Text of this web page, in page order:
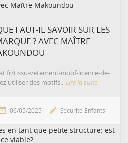
FAUT-IL SAVOIR SUR LES
? AVEC MAÎTRE
tissu-vetement-motif-licence-de-
utiliser des motifs... Lire la suite
 06/05/2025  Sécurité Enfants